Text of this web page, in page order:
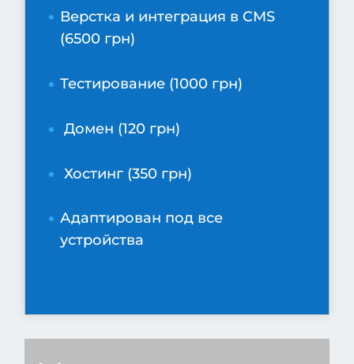
Верстка и интеграция в CMS
(6500 грн)
Тестирование (1000 грн)
Домен (120 грн)
Хостинг (350 грн)
Адаптирован под все
устройства